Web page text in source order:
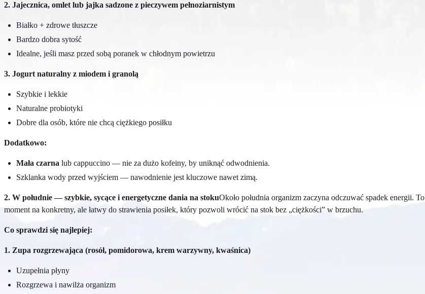
2. Jajecznica, omlet lub jajka sadzone z pieczywem pełnoziarnistym
Białko + zdrowe tłuszcze
Bardzo dobra sytość
Idealne, jeśli masz przed sobą poranek w chłodnym powietrzu
3. Jogurt naturalny z miodem i granolą
Szybkie i lekkie
Naturalne probiotyki
Dobre dla osób, które nie chcą ciężkiego posiłku
Dodatkowo:
Mała czarna lub cappuccino — nie za dużo kofeiny, by uniknąć odwodnienia.
Szklanka wody przed wyjściem — nawodnienie jest kluczowe nawet zimą.
2. W południe — szybkie, sycące i energetyczne dania na stokuOkoło południa organizm zaczyna odczuwać spadek energii. To
moment na konkretny, ale łatwy do strawienia posiłek, który pozwoli wrócić na stok bez „ciężkości” w brzuchu.
Co sprawdzi się najlepiej:
1. Zupa rozgrzewająca (rosół, pomidorowa, krem warzywny, kwaśnica)
Uzupełnia płyny
Rozgrzewa i nawilża organizm